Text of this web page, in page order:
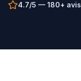
4.7/5 — 180+ avis